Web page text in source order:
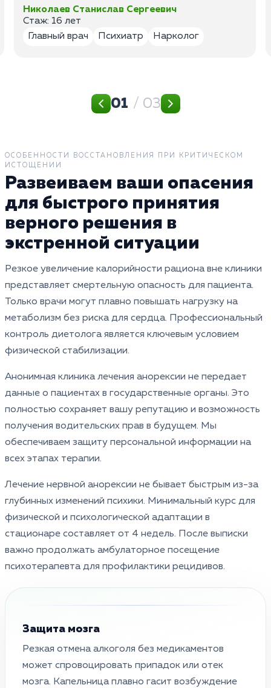
Николаев Станислав Сергеевич
Стаж: 16 лет
Главный врач
Психиатр Нарколог
01 / 03
ОСОБЕННОСТИ ВОССТАНОВЛЕНИЯ ПРИ КРИТИЧЕСКОМ
ИСТОЩЕНИИ
Развеиваем ваши опасения
для быстрого принятия
верного решения в
экстренной ситуации
Резкое увеличение калорийности рациона вне клиники
представляет смертельную опасность для пациента.
Только врачи могут плавно повышать нагрузку на
метаболизм без риска для сердца. Профессиональный
контроль диетолога является ключевым условием
физической стабилизации.
Анонимная клиника лечения анорексии не передает
данные о пациентах в государственные органы. Это
полностью сохраняет вашу репутацию и возможность
получения водительских прав в будущем. Мы
обеспечиваем защиту персональной информации на
всех этапах терапии.
Лечение нервной анорексии не бывает быстрым из-за
глубинных изменений психики. Минимальный курс для
физической и психологической адаптации в
стационаре составляет от 4 недель. После выписки
важно продолжать амбулаторное посещение
психотерапевта для профилактики рецидивов.
Защита мозга
Резкая отмена алкоголя без медикаментов
может спровоцировать припадок или отек
мозга. Капельница плавно гасит возбуждение